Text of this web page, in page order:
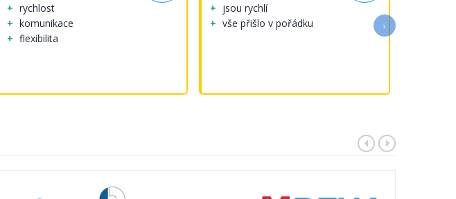
rychlost
komunikace
flexibilita
jsou rychlí
vše přišlo v pořádku
›